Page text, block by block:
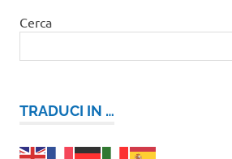
Cerca
TRADUCI IN …